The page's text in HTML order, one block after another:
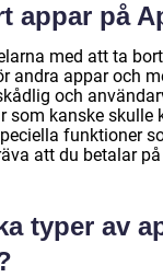
appar på
med att ta
andra appar och
och
som kanske skulle
funktioner
att du betalar
typer av